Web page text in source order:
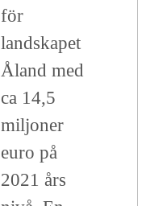
för
landskapet
Åland med
ca 14,5
miljoner
euro på
2021 års